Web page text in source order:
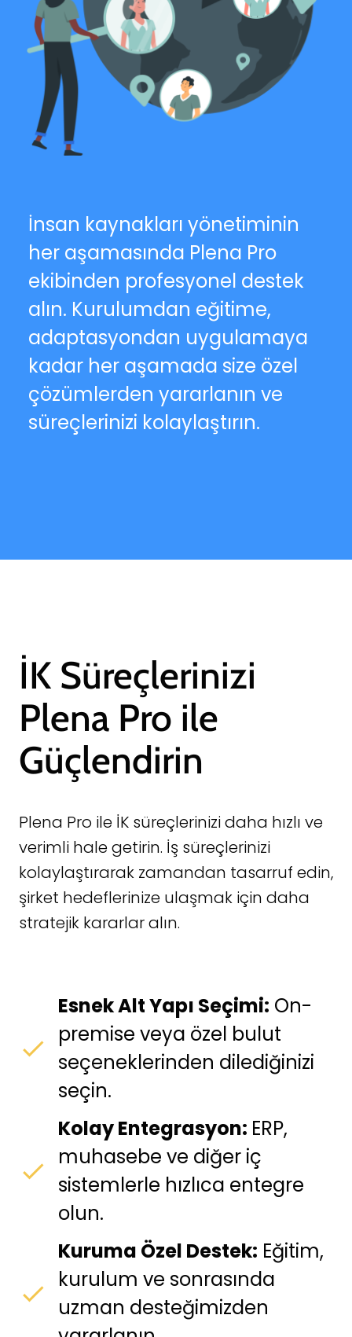
İnsan kaynakları yönetiminin
her aşamasında Plena Pro
ekibinden profesyonel destek
alın. Kurulumdan eğitime,
adaptasyondan uygulamaya
kadar her aşamada size özel
çözümlerden yararlanın ve
süreçlerinizi kolaylaştırın.
İK Süreçlerinizi
Plena Pro ile
Güçlendirin
Plena Pro ile İK süreçlerinizi daha hızlı ve
verimli hale getirin. İş süreçlerinizi
kolaylaştırarak zamandan tasarruf edin,
şirket hedeflerinize ulaşmak için daha
stratejik kararlar alın.
Esnek Alt Yapı Seçimi: On-
premise veya özel bulut
seçeneklerinden dilediğinizi
seçin.
Kolay Entegrasyon: ERP,
muhasebe ve diğer iç
sistemlerle hızlıca entegre
olun.
Kuruma Özel Destek: Eğitim,
kurulum ve sonrasında
uzman desteğimizden